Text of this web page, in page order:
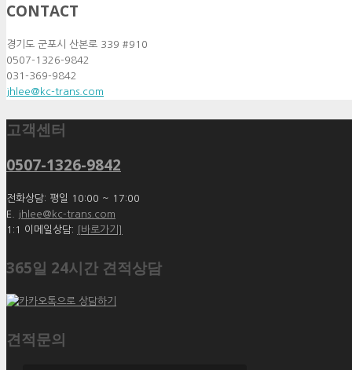
CONTACT
경기도 군포시 산본로 339 #910
0507-1326-9842
031-369-9842
jhlee@kc-trans.com
고객센터
0507-1326-9842
전화상담: 평일 10:00 ~ 17:00
E. jhlee@kc-trans.com
1:1 이메일상담:
[바로가기]
365일 24시간 견적상담
견적문의